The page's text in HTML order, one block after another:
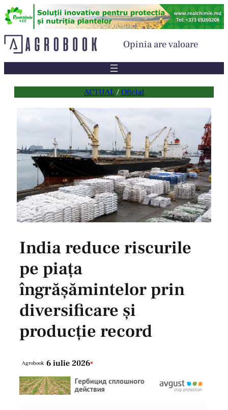
Sari
la
Opinia are valoare
ACTUAL / Oficial
India reduce riscurile
pe piața
îngrășămintelor prin
diversificare și
producție record
Agrobook 6 iulie 2026•